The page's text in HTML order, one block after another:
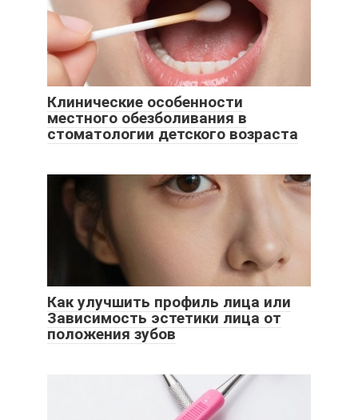
Клинические особенности
местного обезболивания в
стоматологии детского возраста
Как улучшить профиль лица или
Зависимость эстетики лица от
положения зубов